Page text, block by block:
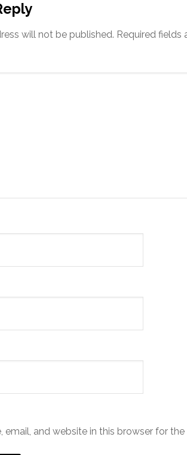
will not be published. Required fields
email, and website in this browser for